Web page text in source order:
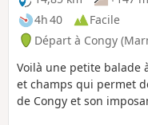
4h 40
Facile
Départ à Congy
Voilà une petite balade
et champs qui permet
de Congy et son